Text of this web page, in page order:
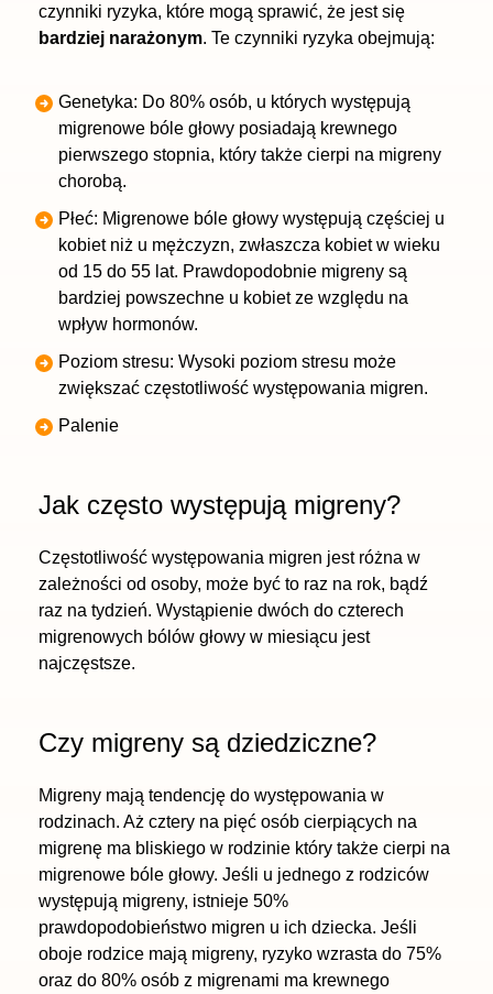
czynniki ryzyka, które mogą sprawić, że jest się
bardziej narażonym. Te czynniki ryzyka obejmują:
Genetyka: Do 80% osób, u których występują
migrenowe bóle głowy posiadają krewnego
pierwszego stopnia, który także cierpi na migreny
chorobą.
Płeć: Migrenowe bóle głowy występują częściej u
kobiet niż u mężczyzn, zwłaszcza kobiet w wieku
od 15 do 55 lat. Prawdopodobnie migreny są
bardziej powszechne u kobiet ze względu na
wpływ hormonów.
Poziom stresu: Wysoki poziom stresu może
zwiększać częstotliwość występowania migren.
Palenie
Jak często występują migreny?
Częstotliwość występowania migren jest różna w
zależności od osoby, może być to raz na rok, bądź
raz na tydzień. Wystąpienie dwóch do czterech
migrenowych bólów głowy w miesiącu jest
najczęstsze.
Czy migreny są dziedziczne?
Migreny mają tendencję do występowania w
rodzinach. Aż cztery na pięć osób cierpiących na
migrenę ma bliskiego w rodzinie który także cierpi na
migrenowe bóle głowy. Jeśli u jednego z rodziców
występują migreny, istnieje 50%
prawdopodobieństwo migren u ich dziecka. Jeśli
oboje rodzice mają migreny, ryzyko wzrasta do 75%
oraz do 80% osób z migrenami ma krewnego